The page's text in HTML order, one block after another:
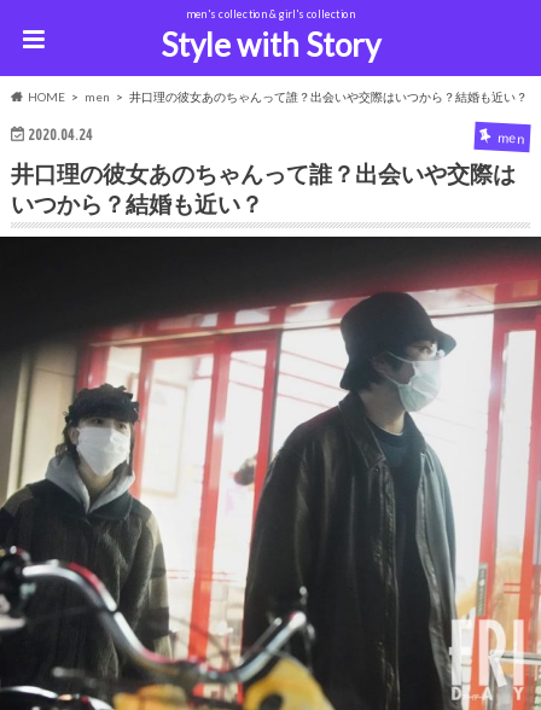
men's collection & girl's collection
Style with Story
HOME men 井口理の彼女あのちゃんって誰？出会いや交際はいつから？結婚も近い？
2020.04.24 men
井口理の彼女あのちゃんって誰？出会いや交際は
いつから？結婚も近い？